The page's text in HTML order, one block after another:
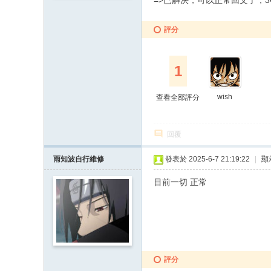
評分
1
查看全部評分 wish
回覆
雨知波自行維修 發表於 2025-6-7 21:19:22 顯
目前一切 正常
評分